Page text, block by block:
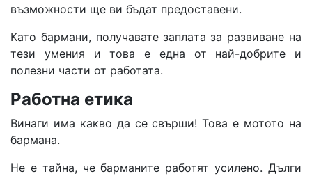
възможности ще ви бъдат предоставени.
Като бармани, получавате заплата за развиване на
тези умения и това е една от най-добрите и
полезни части от работата.
Работна етика
Винаги има какво да се свърши! Това е мотото на
бармана.
Не е тайна, че барманите работят усилено. Дълги